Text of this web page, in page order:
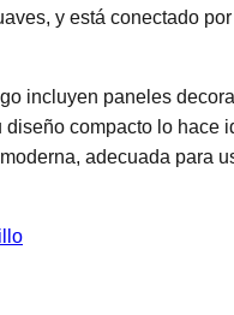
y está conectado
incluyen paneles
compacto lo hace
adecuada para